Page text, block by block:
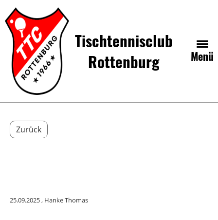
Menü
Tischtennisclub
Rottenburg
Zurück
25.09.2025, Hanke Thomas